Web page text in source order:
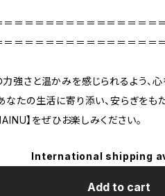
＝＝＝＝＝＝＝＝＝＝＝＝＝＝＝
＝＝＝＝＝＝＝＝＝＝＝＝＝＝＝
強さと温かみを感じられるよう、
なたの生活に寄り添い、安らぎをも
】をぜひお楽しみください。
International shipping
Add to cart